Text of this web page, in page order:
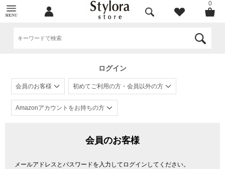
0
ログイン
会員のお客様 初めてご利用の方・会員以外の方
Amazonアカウントをお持ちの方
会員のお客様
メールアドレスとパスワードを入力してログインしてください。